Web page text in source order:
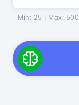
Min: 25 | Max: